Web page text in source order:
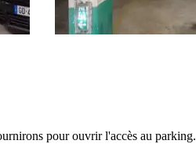
pour ouvrir l'accès au parking.